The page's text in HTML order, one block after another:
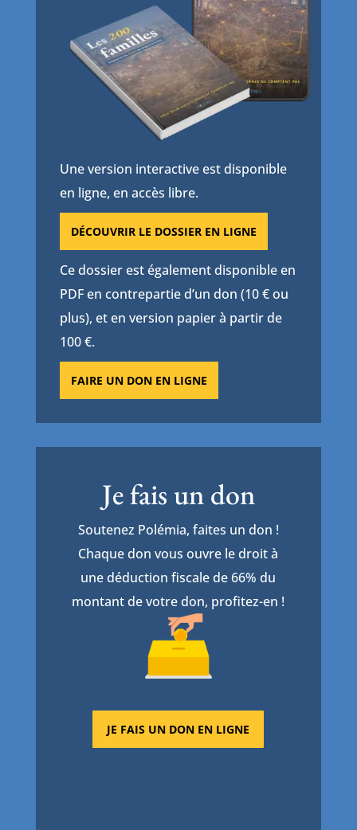
Une version interactive est disponible
en ligne, en accès libre.
DÉCOUVRIR LE DOSSIER EN LIGNE
Ce dossier est également disponible en
PDF en contrepartie d’un don (10 € ou
plus), et en version papier à partir de
100 €.
FAIRE UN DON EN LIGNE
Je fais un don
Soutenez Polémia, faites un don !
Chaque don vous ouvre le droit à
une déduction fiscale de 66% du
montant de votre don, profitez-en !
JE FAIS UN DON EN LIGNE